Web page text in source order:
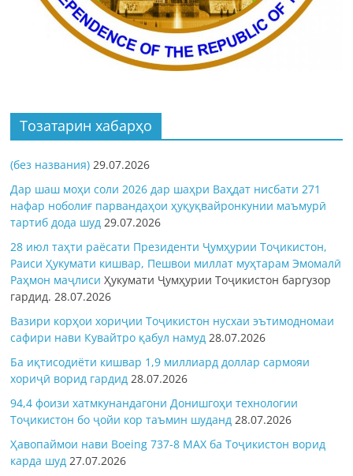
Тозатарин хабарҳо
(без названия) 29.07.2026
Дар шаш моҳи соли 2026 дар шаҳри Ваҳдат нисбати 271
нафар ноболиғ парвандаҳои ҳуқуқвайронкунии маъмурӣ
тартиб дода шуд 29.07.2026
28 июл таҳти раёсати Президенти Ҷумҳурии Тоҷикистон,
Раиси Ҳукумати кишвар, Пешвои миллат муҳтарам Эмомалӣ
Раҳмон маҷлисиҲукумати Ҷумҳурии Тоҷикистон баргузор
гардид. 28.07.2026
Вазири корҳои хориҷии Тоҷикистон нусхаи эътимодномаи
сафири нави Кувайтро қабул намуд 28.07.2026
Ба иқтисодиёти кишвар 1,9 миллиард доллар сармояи
хориҷӣ ворид гардид 28.07.2026
94,4 фоизи хатмкунандагони Донишгоҳи технологии
Тоҷикистон бо ҷойи кор таъмин шуданд 28.07.2026
Ҳавопаймои нави Boeing 737-8 MAX ба Тоҷикистон ворид
карда шуд 27.07.2026